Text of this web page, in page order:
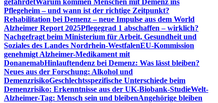
gefährdetWarum kommen Menschen mit Demenz ins
Pflegeheim – und wann ist der richtige Zeitpunkt?
Rehabilitation bei Demenz – neue Impulse aus dem World
Alzheimer Report 2025Pflegegrad 1 abschaffen – wirklich?
Nachgefragt beim Ministerium für Arbeit, Gesundheit und
Soziales des Landes Nordrhein-WestfalenEU-Kommission
genehmigt Alzheimer-Medikament mit
DonanemabHinlauftendenz bei Demenz: Was lässt bleiben?
Neues aus der Forschung: Alkohol und
DemenzrisikoGeschlechtsspezifische Unterschiede beim
Demenzrisiko: Erkenntnisse aus der UK-Biobank-StudieWelt-
Alzheimer-Tag: Mensch sein und bleibenAngehörige bleiben